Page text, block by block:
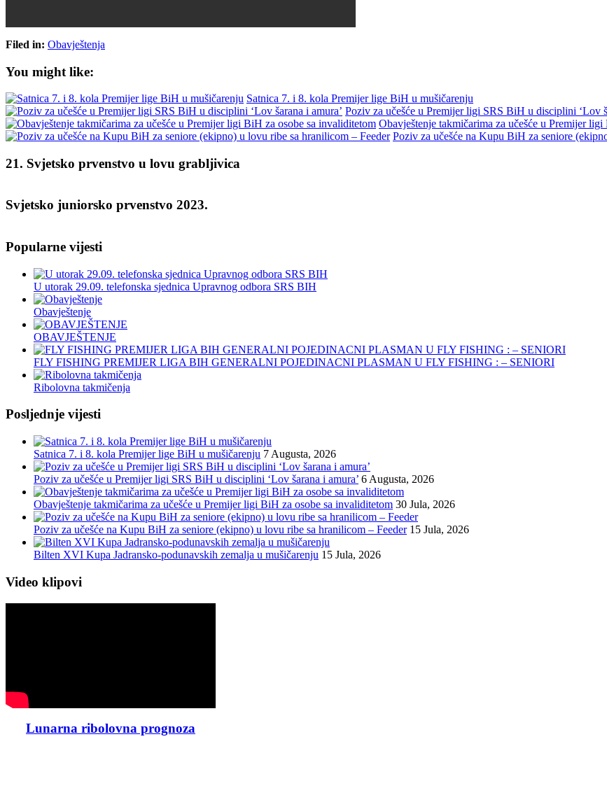
Filed in: Obavještenja
You might like:
Satnica 7. i 8. kola Premijer lige BiH u mušičarenju
Poziv za učešće u Premijer ligi SRS BiH u disciplini ‘Lov
Obavještenje takmičarima za učešće u Premijer
Poziv za učešće na Kupu BiH za seniore
21. Svjetsko prvenstvo u lovu grabljivica
Svjetsko juniorsko prvenstvo 2023.
Popularne vijesti
U utorak 29.09. telefonska sjednica Upravnog odbora SRS BIH
Obavještenje
OBAVJEŠTENJE
FLY FISHING PREMIJER LIGA BIH GENERALNI POJEDINACNI PLASMAN U FLY FISHING : – SENIORI
Ribolovna takmičenja
Posljednje vijesti
Satnica 7. i 8. kola Premijer lige BiH u mušičarenju 7 Augusta, 2026
Poziv za učešće u Premijer ligi SRS BiH u disciplini ‘Lov šarana i amura’ 6 Augusta, 2026
Obavještenje takmičarima za učešće u Premijer ligi BiH za osobe sa invaliditetom 30 Jula, 2026
Poziv za učešće na Kupu BiH za seniore (ekipno) u lovu ribe sa hranilicom – Feeder 15 Jula, 2026
Bilten XVI Kupa Jadransko-podunavskih zemalja u mušičarenju 15 Jula, 2026
Video klipovi
Lunarna ribolovna prognoza